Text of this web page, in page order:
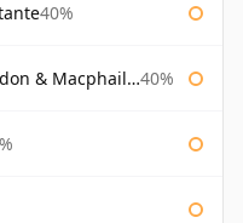
40%
Connoisseurs Choice 40%